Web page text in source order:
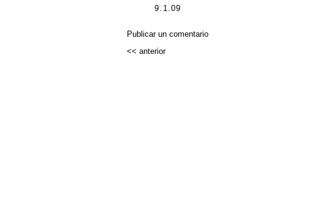
9.1.09
Publicar un comentario
<< anterior